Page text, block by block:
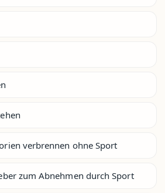
verbrennen ohne Sport
zum Abnehmen durch Sport